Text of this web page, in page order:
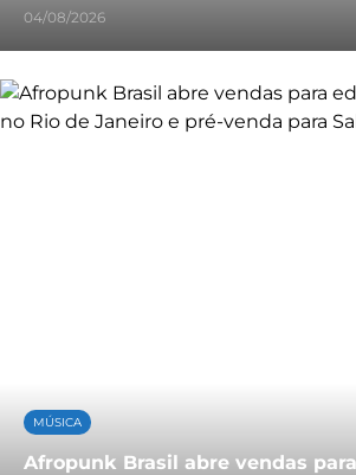
04/08/2026
MÚSICA
Afropunk Brasil abre vendas